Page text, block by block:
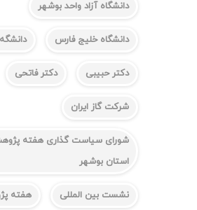
دانشگاه آزاد واحد بوشهر
دانشگاه خلیج فارس
دکتر حبیبی دکتر فاتحی
شرکت گاز ایران
شورای سیاست گذاری هفته
استان بوشهر
نشست بین المللی هفته